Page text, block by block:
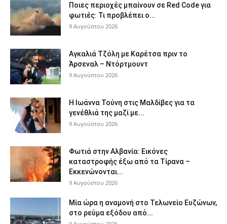
Ποιες περιοχές μπαίνουν σε Red Code για
φωτιές: Τι προβλέπει ο...
9 Αυγούστου 2026
Αγκαλιά Τζόλη με Καρέτσα πριν το
Άρσεναλ – Ντόρτμουντ
9 Αυγούστου 2026
Η Ιωάννα Τούνη στις Μαλδίβες για τα
γενέθλιά της μαζί με...
9 Αυγούστου 2026
Φωτιά στην Αλβανία: Εικόνες
καταστροφής έξω από τα Τίρανα –
Εκκενώνονται...
9 Αυγούστου 2026
Μία ώρα η αναμονή στο Τελωνείο Ευζώνων,
στο ρεύμα εξόδου από...